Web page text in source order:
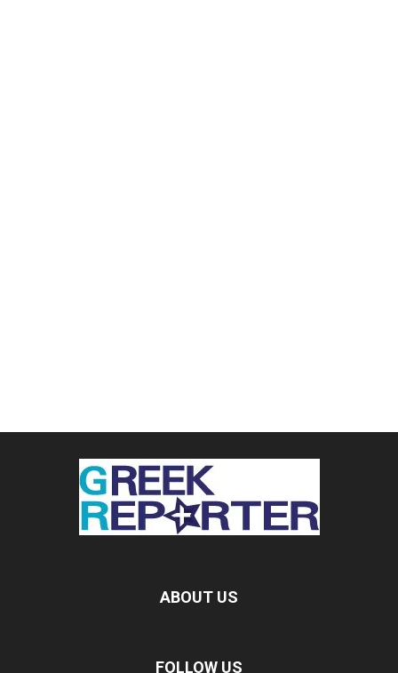
ABOUT US
FOLLOW US